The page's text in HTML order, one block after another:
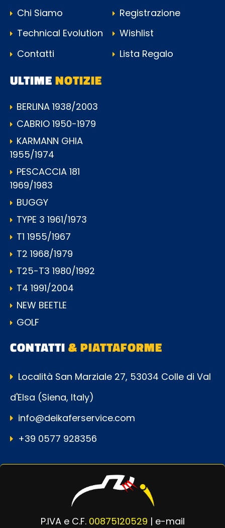
Chi Siamo
Technical Evolution
Contatti
Registrazione
Wishlist
Lista Regalo
ULTIMENOTIZIE
BERLINA 1938/2003
CABRIO 1950-1979
KARMANN GHIA
1955/1974
PESCACCIA 181
1969/1983
BUGGY
TYPE 3 1961/1973
T1 1955/1967
T2 1968/1979
T25-T3 1980/1992
T4 1991/2004
NEW BEETLE
GOLF
CONTATTI& PIATTAFORME
Località San Marziale 27, 53034 Colle di Val
d'Elsa (Siena, Italy)
info@deikaferservice.com
+39 0577 928356
P.IVA e C.F. 00875120529 | e-mail